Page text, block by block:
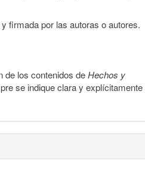
firmada por las autoras o autores.
de los contenidos deHechos y
se indique clara y explícitamente